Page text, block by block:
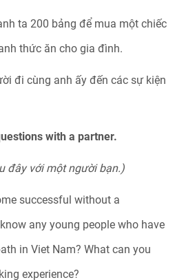
ta 200 bảng để mua một chiếc
thức ăn cho gia đình.
đi cùng anh ấy đến các sự kiện
with a partner.
đây với một người bạn.)
successful without a
any young people who have
in Viet Nam? What can you
experience?